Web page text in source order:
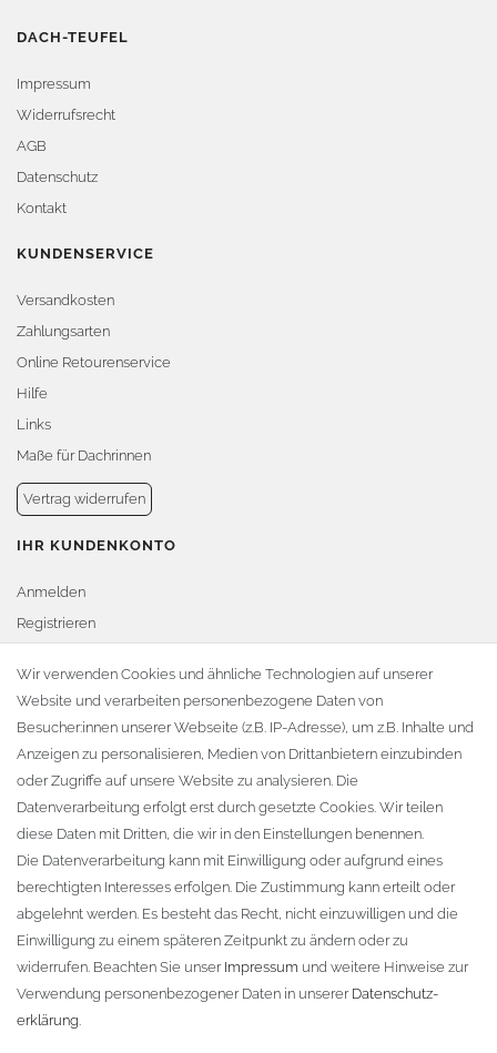
DACH-TEUFEL
Impressum
Widerrufsrecht
AGB
Datenschutz
Kontakt
KUNDENSERVICE
Versandkosten
Zahlungsarten
Online Retourenservice
Hilfe
Links
Maße für Dachrinnen
Vertrag widerrufen
IHR KUNDENKONTO
Anmelden
Registrieren
Warenkorb
Zur Kasse
KONTAKT
Fa. Steffen Jost
Söbrigener Weg 50
D-01796 Pirna
Telefon:+49 (0)3501 507295
info@dach-teufel.de
Wir verwenden Cookies und ähnliche Technologien auf unserer
Website und verarbeiten personenbezogene Daten von
Besucher:innen unserer Webseite (z.B. IP-Adresse), um z.B. Inhalte und
Anzeigen zu personalisieren, Medien von Drittanbietern einzubinden
oder Zugriffe auf unsere Website zu analysieren. Die
Datenverarbeitung erfolgt erst durch gesetzte Cookies. Wir teilen
diese Daten mit Dritten, die wir in den Einstellungen benennen.
Die Datenverarbeitung kann mit Einwilligung oder aufgrund eines
berechtigten Interesses erfolgen. Die Zustimmung kann erteilt oder
abgelehnt werden. Es besteht das Recht, nicht einzuwilligen und die
Einwilligung zu einem späteren Zeitpunkt zu ändern oder zu
widerrufen. Beachten Sie unser Impressum und weitere Hinweise zur
Verwendung personenbezogener Daten in unserer Daten­schutz­
erklärung.